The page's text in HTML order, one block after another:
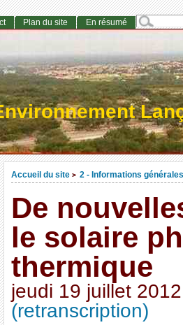
Accueil du site > 2 - Informations générales
De
le solaire
thermique
jeudi 19 juillet 2012
(retranscription)
Plan du site En résumé